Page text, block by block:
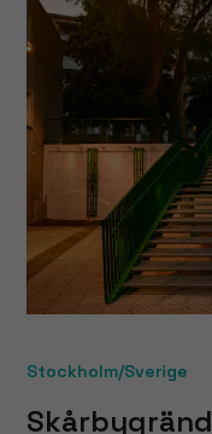
Stockholm/Sverige
Skårbygränd